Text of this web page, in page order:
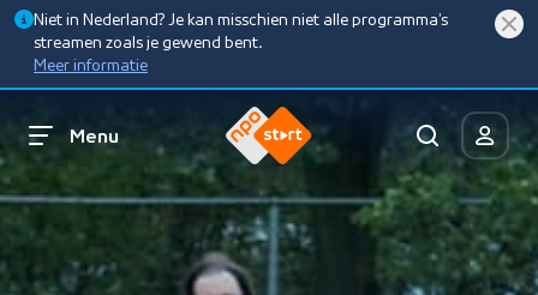
Niet in Nederland? Je kan misschien niet alle programma’s
streamen zoals je gewend bent.
Meer informatie
Menu